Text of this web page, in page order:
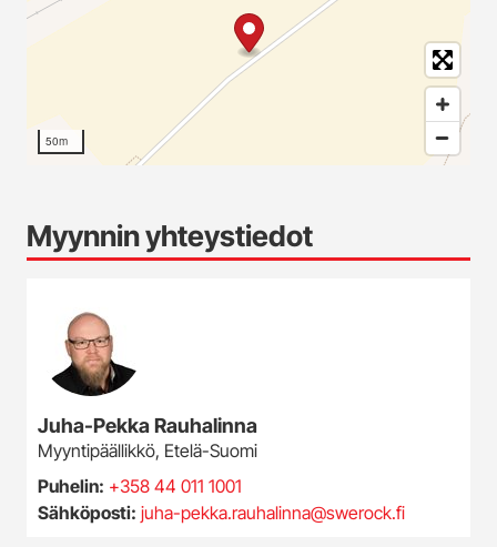
50m
Myynnin yhteystiedot
Juha-Pekka Rauhalinna
Myyntipäällikkö, Etelä-Suomi
Puhelin: +358 44 011 1001
Sähköposti: juha-pekka.rauhalinna@swerock.fi